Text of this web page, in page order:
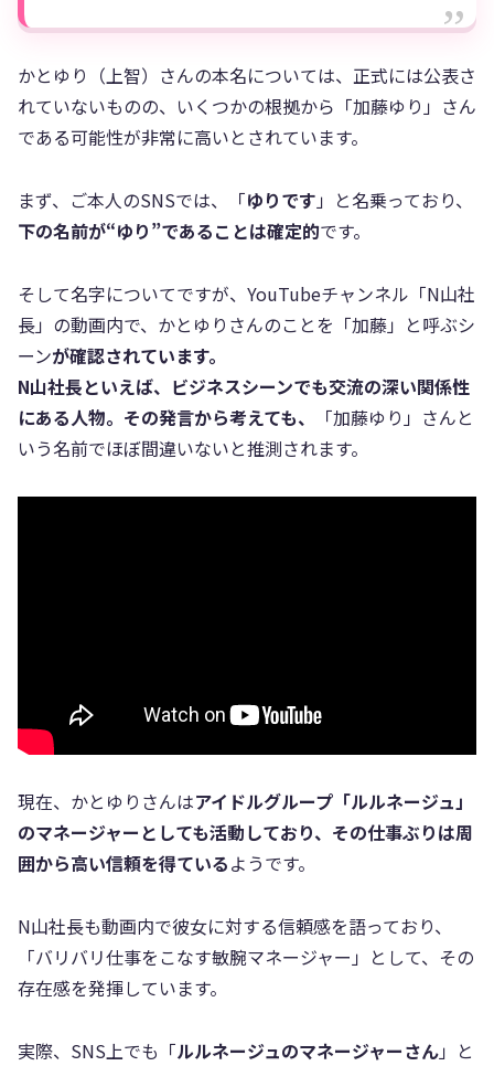
かとゆり（上智）さんの本名については、正式には公表さ
れていないものの、いくつかの根拠から「加藤ゆり」さん
である可能性が非常に高いとされています。
まず、ご本人のSNSでは、「ゆりです」と名乗っており、
下の名前が“ゆり”であることは確定的です。
そして名字についてですが、YouTubeチャンネル「N山社
長」の動画内で、かとゆりさんのことを「加藤」と呼ぶシ
ーンが確認されています。
N山社長といえば、ビジネスシーンでも交流の深い関係性
にある人物。その発言から考えても、
「加藤ゆり」さんと
いう名前でほぼ間違いないと推測されます。
現在、かとゆりさんはアイドルグループ「ルルネージュ」
のマネージャーとしても活動しており、その仕事ぶりは周
囲から高い信頼を得ているようです。
N山社長も動画内で彼女に対する信頼感を語っており、
「バリバリ仕事をこなす敏腕マネージャー」として、その
存在感を発揮しています。
実際、SNS上でも「ルルネージュのマネージャーさん」と